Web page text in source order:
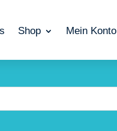
Shop Mein Konto